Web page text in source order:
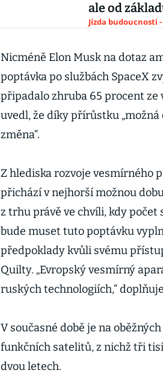
ale od
Jízda budoucnosti
Nicméně Elon Musk na dotaz
poptávka po službách SpaceX
připadalo zhruba 65 procent ze
uvedl, že díky přírůstku
změna“.
Z hlediska rozvoje vesmírného
přichází v nejhorší možnou
z trhu právě ve chvíli, kdy
bude muset tuto poptávku
předpoklady kvůli svému
Quilty. „Evropský vesmírný
ruských technologiích,“
V současné době je na
funkčních satelitů, z nichž tři
dvou letech.